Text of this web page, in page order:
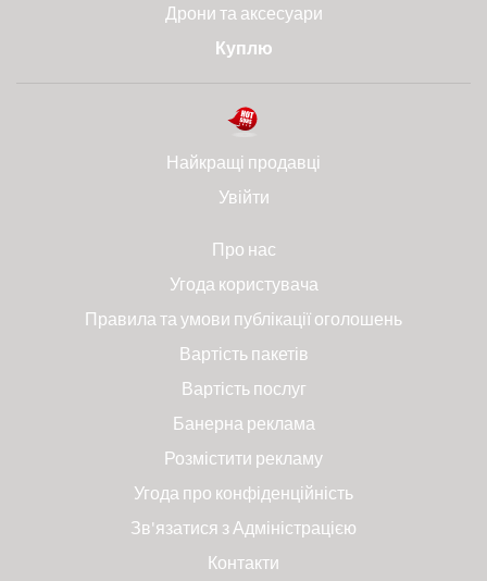
Дрони та аксесуари
Куплю
Найкращі продавці
Увійти
Про нас
Угода користувача
Правила та умови публікації оголошень
Вартість пакетів
Вартість послуг
Банерна реклама
Розмістити рекламу
Угода про конфіденційність
Зв'язатися з Адміністрацією
Контакти